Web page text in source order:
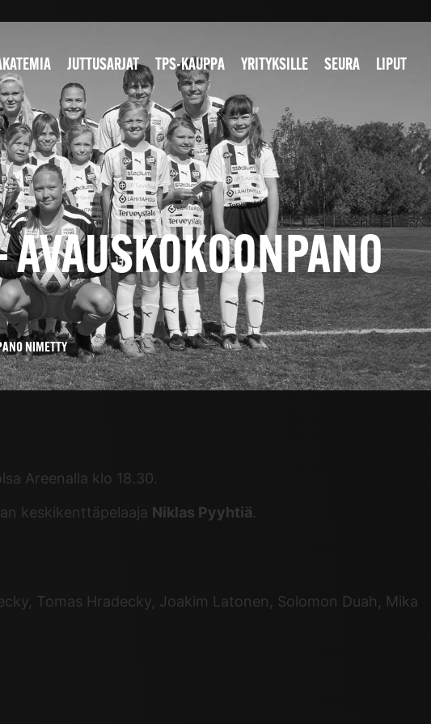
JUTTUSARJAT TPS-KAUPPA YRITYKSILLE SEURA LIPUT
NIMETTY
Areenalla klo 18.30.
keskikenttäpelaaja Niklas Pyyhtiä.
Tomas Hradecky, Joakim Latonen, Solomon Duah, Mika